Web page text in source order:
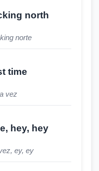
north
norte
time
vez
hey, hey
ey, ey